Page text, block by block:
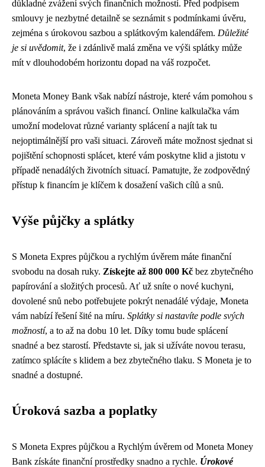
důkladné zvážení svých finančních možností. Před podpisem
smlouvy je nezbytné detailně se seznámit s podmínkami úvěru,
zejména s úrokovou sazbou a splátkovým kalendářem. Důležité
je si uvědomit, že i zdánlivě malá změna ve výši splátky může
mít v dlouhodobém horizontu dopad na váš rozpočet.
Moneta Money Bank však nabízí nástroje, které vám pomohou s
plánováním a správou vašich financí. Online kalkulačka vám
umožní modelovat různé varianty splácení a najít tak tu
nejoptimálnější pro vaši situaci. Zároveň máte možnost sjednat si
pojištění schopnosti splácet, které vám poskytne klid a jistotu v
případě nenadálých životních situací. Pamatujte, že zodpovědný
přístup k financím je klíčem k dosažení vašich cílů a snů.
Výše půjčky a splátky
S Moneta Expres půjčkou a rychlým úvěrem máte finanční
svobodu na dosah ruky. Získejte až 800 000 Kč bez zbytečného
papírování a složitých procesů. Ať už sníte o nové kuchyni,
dovolené snů nebo potřebujete pokrýt nenadálé výdaje, Moneta
vám nabízí řešení šité na míru. Splátky si nastavíte podle svých
možností, a to až na dobu 10 let. Díky tomu bude splácení
snadné a bez starostí. Představte si, jak si užíváte novou terasu,
zatímco splácíte s klidem a bez zbytečného tlaku. S Moneta je to
snadné a dostupné.
Úroková sazba a poplatky
S Moneta Expres půjčkou a Rychlým úvěrem od Moneta Money
Bank získáte finanční prostředky snadno a rychle. Úrokové